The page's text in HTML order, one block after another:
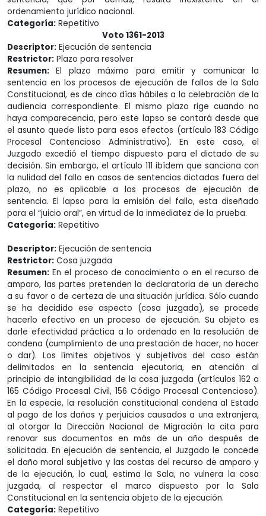
ordenamiento jurídico nacional.
Categoría: Repetitivo
Voto 1361-2013
Descriptor: Ejecución de sentencia
Restrictor: Plazo para resolver
Resumen: El plazo máximo para emitir y comunicar la
sentencia en los procesos de ejecución de fallos de la Sala
Constitucional, es de cinco días hábiles a la celebración de la
audiencia correspondiente. El mismo plazo rige cuando no
haya comparecencia, pero este lapso se contará desde que
el asunto quede listo para esos efectos (artículo 183 Código
Procesal Contencioso Administrativo). En este caso, el
Juzgado excedió el tiempo dispuesto para el dictado de su
decisión. Sin embargo, el artículo 111 ibídem que sanciona con
la nulidad del fallo en casos de sentencias dictadas fuera del
plazo, no es aplicable a los procesos de ejecución de
sentencia. El lapso para la emisión del fallo, esta diseñado
para el “juicio oral”, en virtud de la inmediatez de la prueba.
Categoría: Repetitivo
Descriptor: Ejecución de sentencia
Restrictor: Cosa juzgada
Resumen: En el proceso de conocimiento o en el recurso de
amparo, las partes pretenden la declaratoria de un derecho
a su favor o de certeza de una situación jurídica. Sólo cuando
se ha decidido ese aspecto (cosa juzgada), se procede
hacerlo efectivo en un proceso de ejecución. Su objeto es
darle efectividad práctica a lo ordenado en la resolución de
condena (cumplimiento de una prestación de hacer, no hacer
o dar). Los límites objetivos y subjetivos del caso están
delimitados en la sentencia ejecutoria, en atención al
principio de intangibilidad de la cosa juzgada (artículos 162 a
165 Código Procesal Civil, 156 Código Procesal Contencioso).
En la especie, la resolución constitucional condena al Estado
al pago de los daños y perjuicios causados a una extranjera,
al otorgar la Dirección Nacional de Migración la cita para
renovar sus documentos en más de un año después de
solicitada. En ejecución de sentencia, el Juzgado le concede
el daño moral subjetivo y las costas del recurso de amparo y
de la ejecución, lo cual, estima la Sala, no vulnera la cosa
juzgada, al respectar el marco dispuesto por la Sala
Constitucional en la sentencia objeto de la ejecución.
Categoría: Repetitivo